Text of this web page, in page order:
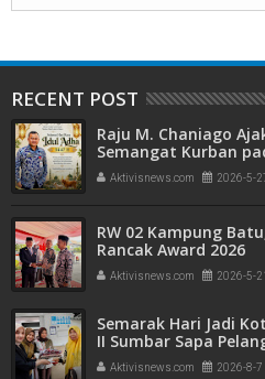
RECENT POST
Raju M. Chaniago
Semangat Kurban
Aktivisnews.com 2026-5-
RW 02 Kampung
Rancak Award 2026
Aktivisnews.com 2026-5-21
Semarak Hari Jadi
II Sumbar Sapa
Apresiasi di Stasiun
Aktivisnews.com 2026-8-7